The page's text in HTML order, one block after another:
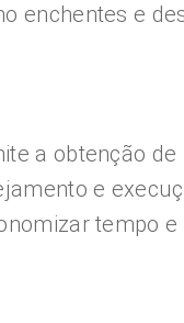
enchentes e
a obtenção
e
tempo